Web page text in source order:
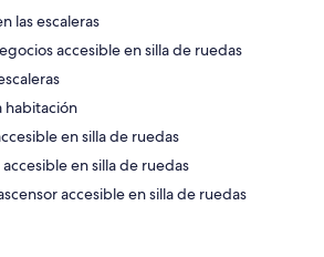
las escaleras
accesible en silla de ruedas
habitación
en silla de ruedas
en silla de ruedas
accesible en silla de ruedas